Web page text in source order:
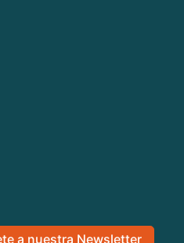
a nuestra Newsletter